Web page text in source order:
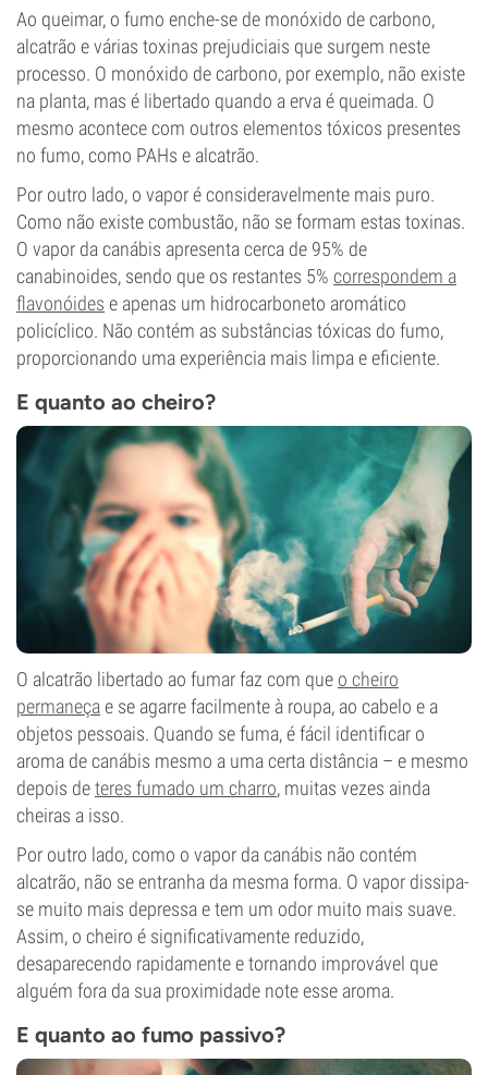
Ao queimar, o fumo enche-se de monóxido de carbono,
alcatrão e várias toxinas prejudiciais que surgem neste
processo. O monóxido de carbono, por exemplo, não existe
na planta, mas é libertado quando a erva é queimada. O
mesmo acontece com outros elementos tóxicos presentes
no fumo, como PAHs e alcatrão.
Por outro lado, o vapor é consideravelmente mais puro.
Como não existe combustão, não se formam estas toxinas.
O vapor da canábis apresenta cerca de 95% de
canabinoides, sendo que os restantes 5% correspondem a
flavonóides e apenas um hidrocarboneto aromático
policíclico. Não contém as substâncias tóxicas do fumo,
proporcionando uma experiência mais limpa e eficiente.
E quanto ao cheiro?
O alcatrão libertado ao fumar faz com que o cheiro
permaneçae se agarre facilmente à roupa, ao cabelo e a
objetos pessoais. Quando se fuma, é fácil identificar o
aroma de canábis mesmo a uma certa distância – e mesmo
depois deteres fumado um charro, muitas vezes ainda
cheiras a isso.
Por outro lado, como o vapor da canábis não contém
alcatrão, não se entranha da mesma forma. O vapor dissipa-
se muito mais depressa e tem um odor muito mais suave.
Assim, o cheiro é significativamente reduzido,
desaparecendo rapidamente e tornando improvável que
alguém fora da sua proximidade note esse aroma.
E quanto ao fumo passivo?